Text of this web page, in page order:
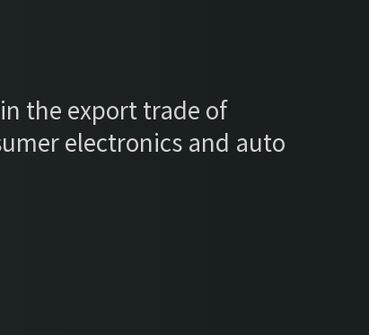
the export trade of
electronics and auto